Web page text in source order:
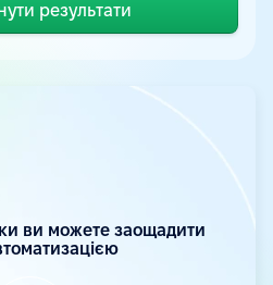
результати
ви можете заощадити